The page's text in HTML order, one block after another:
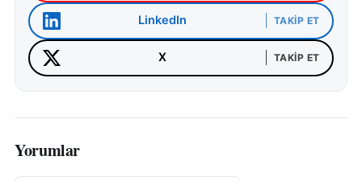
LinkedIn TAKIP ET
X TAKIP ET
Yorumlar